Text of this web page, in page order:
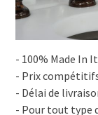
- 100% Made In
- Prix
- Délai de
- Pour tout type